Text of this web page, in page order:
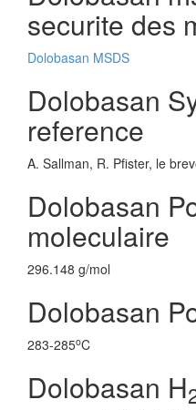
securite des
Dolobasan MSDS
Dolobasan
reference
A. Sallman, R. Pfister, le
Dolobasan
moleculaire
296.148 g/mol
Dolobasan
283-285oC
Dolobasan H